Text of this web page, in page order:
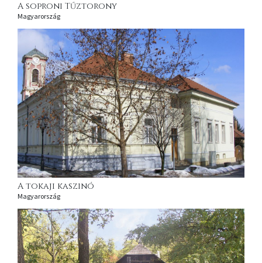
A soproni Tűztorony
Magyarország
A tokaji kaszinó
Magyarország